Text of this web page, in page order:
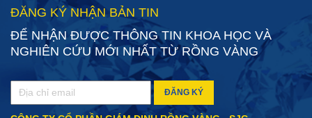
ĐĂNG KÝ NHẬN BẢN TIN
ĐỂ NHẬN ĐƯỢC THÔNG TIN KHOA HỌC VÀ
NGHIÊN CỨU MỚI NHẤT TỪ RỒNG VÀNG
ĐĂNG KÝ